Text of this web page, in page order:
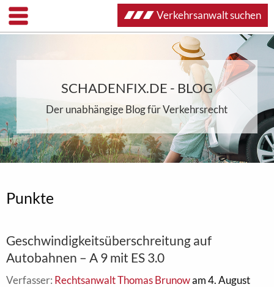
SCHADENFIX.DE - BLOG
Der unabhängige Blog für Verkehrsrecht
Punkte
Geschwindigkeitsüberschreitung auf
Autobahnen – A 9 mit ES 3.0
Verfasser: Rechtsanwalt Thomas Brunowam 4. August
Verkehrsanwalt suchen